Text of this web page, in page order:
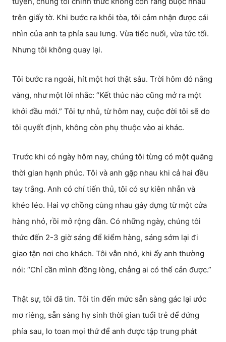
trên giấy tờ. Khi bước ra khỏi tòa, tôi cảm nhận được cái
nhìn của anh ta phía sau lưng. Vừa tiếc nuối, vừa tức tối.
Nhưng tôi không quay lại.
Tôi bước ra ngoài, hít một hơi thật sâu. Trời hôm đó nắng
vàng, như một lời nhắc: “Kết thúc nào cũng mở ra một
khởi đầu mới.” Tôi tự nhủ, từ hôm nay, cuộc đời tôi sẽ do
tôi quyết định, không còn phụ thuộc vào ai khác.
Trước khi có ngày hôm nay, chúng tôi từng có một quãng
thời gian hạnh phúc. Tôi và anh gặp nhau khi cả hai đều
tay trắng. Anh có chí tiến thủ, tôi có sự kiên nhẫn và
khéo léo. Hai vợ chồng cùng nhau gây dựng từ một cửa
hàng nhỏ, rồi mở rộng dần. Có những ngày, chúng tôi
thức đến 2-3 giờ sáng để kiểm hàng, sáng sớm lại đi
giao tận nơi cho khách. Tôi vẫn nhớ, khi ấy anh thường
nói: “Chỉ cần mình đồng lòng, chẳng ai có thể cản được.”
Thật sự, tôi đã tin. Tôi tin đến mức sẵn sàng gác lại ước
mơ riêng, sẵn sàng hy sinh thời gian tuổi trẻ để đứng
phía sau, lo toan mọi thứ để anh được tập trung phát